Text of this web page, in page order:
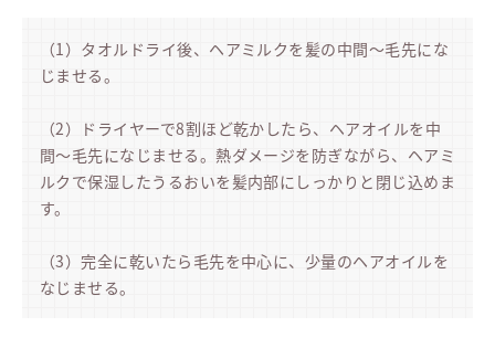
（1）タオルドライ後、ヘアミルクを髪の中間〜毛先にな
じませる。
（2）ドライヤーで8割ほど乾かしたら、ヘアオイルを中
間〜毛先になじませる。熱ダメージを防ぎながら、ヘアミ
ルクで保湿したうるおいを髪内部にしっかりと閉じ込めま
す。
（3）完全に乾いたら毛先を中心に、少量のヘアオイルを
なじませる。